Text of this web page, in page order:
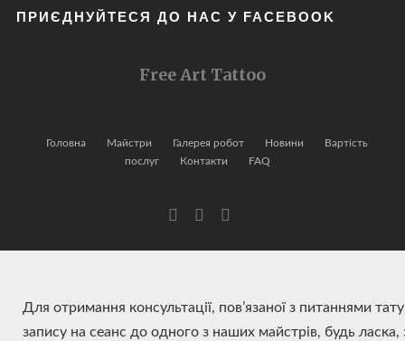
ПРИЄДНУЙТЕСЯ ДО НАС У FACEBOOK
Free Art Tattoo
Головна Майстри Галерея робот Новини
Вартість
послуг
Контакти FAQ
Для отримання консультації, пов’язаної з питаннями
запису на сеанс до одного з наших майстрів, будь ласка,